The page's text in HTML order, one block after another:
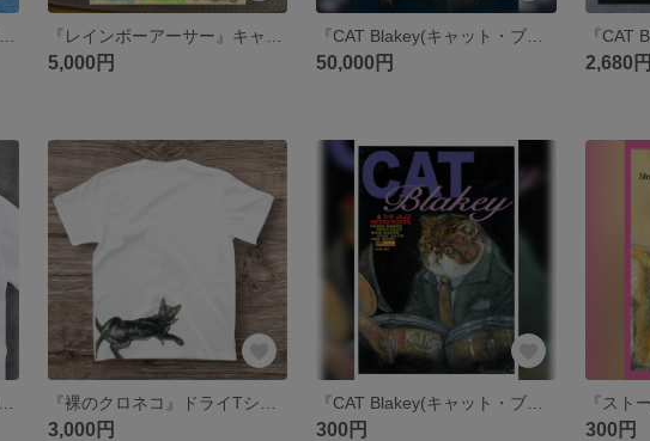
5,000円 50,000円 2,680円
3,000円 300円 300円